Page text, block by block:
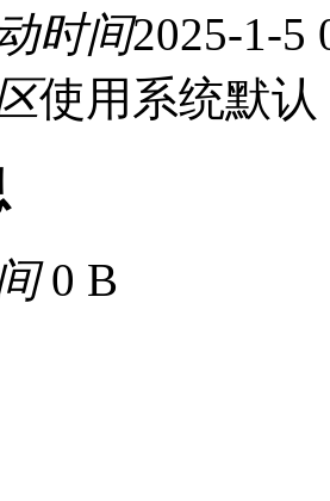
时间2025-1-5
使用系统默认
0 B